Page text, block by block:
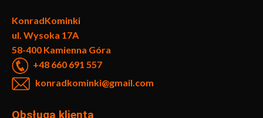
KonradKominki
ul. Wysoka 17A
58-400 Kamienna Góra
+48 660 691 557
konradkominki@gmail.com
Obsługa klienta